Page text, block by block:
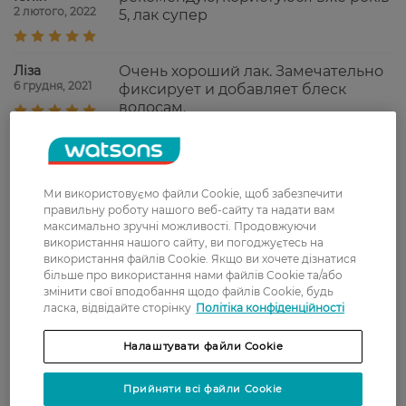
2 лютого, 2022
5, лак супер
Ліза
6 грудня, 2021
Очень хороший лак. Замечательно
фиксирует и добавляет блеск
волосам.
Нина
27 вересня, 2021
Мой любимый лак. Надёжно
фиксирует причёску, легко
Оксана
16 серпня, 2021
Лак хорошо держит укладку, имеет
приятный аромат и не утяжеляет
волосы
Показати ще
Доставка
Ми використовуємо файли Cookie, щоб забезпечити
правильну роботу нашого веб-сайту та надати вам
максимально зручні можливості. Продовжуючи
використання нашого сайту, ви погоджуєтесь на
використання файлів Cookie. Якщо ви хочете дізнатися
більше про використання нами файлів Cookie та/або
змінити свої вподобання щодо файлів Cookie, будь
ласка, відвідайте сторінку Політіка конфіденційності
Налаштувати файли Cookie
Прийняти всі файли Cookie